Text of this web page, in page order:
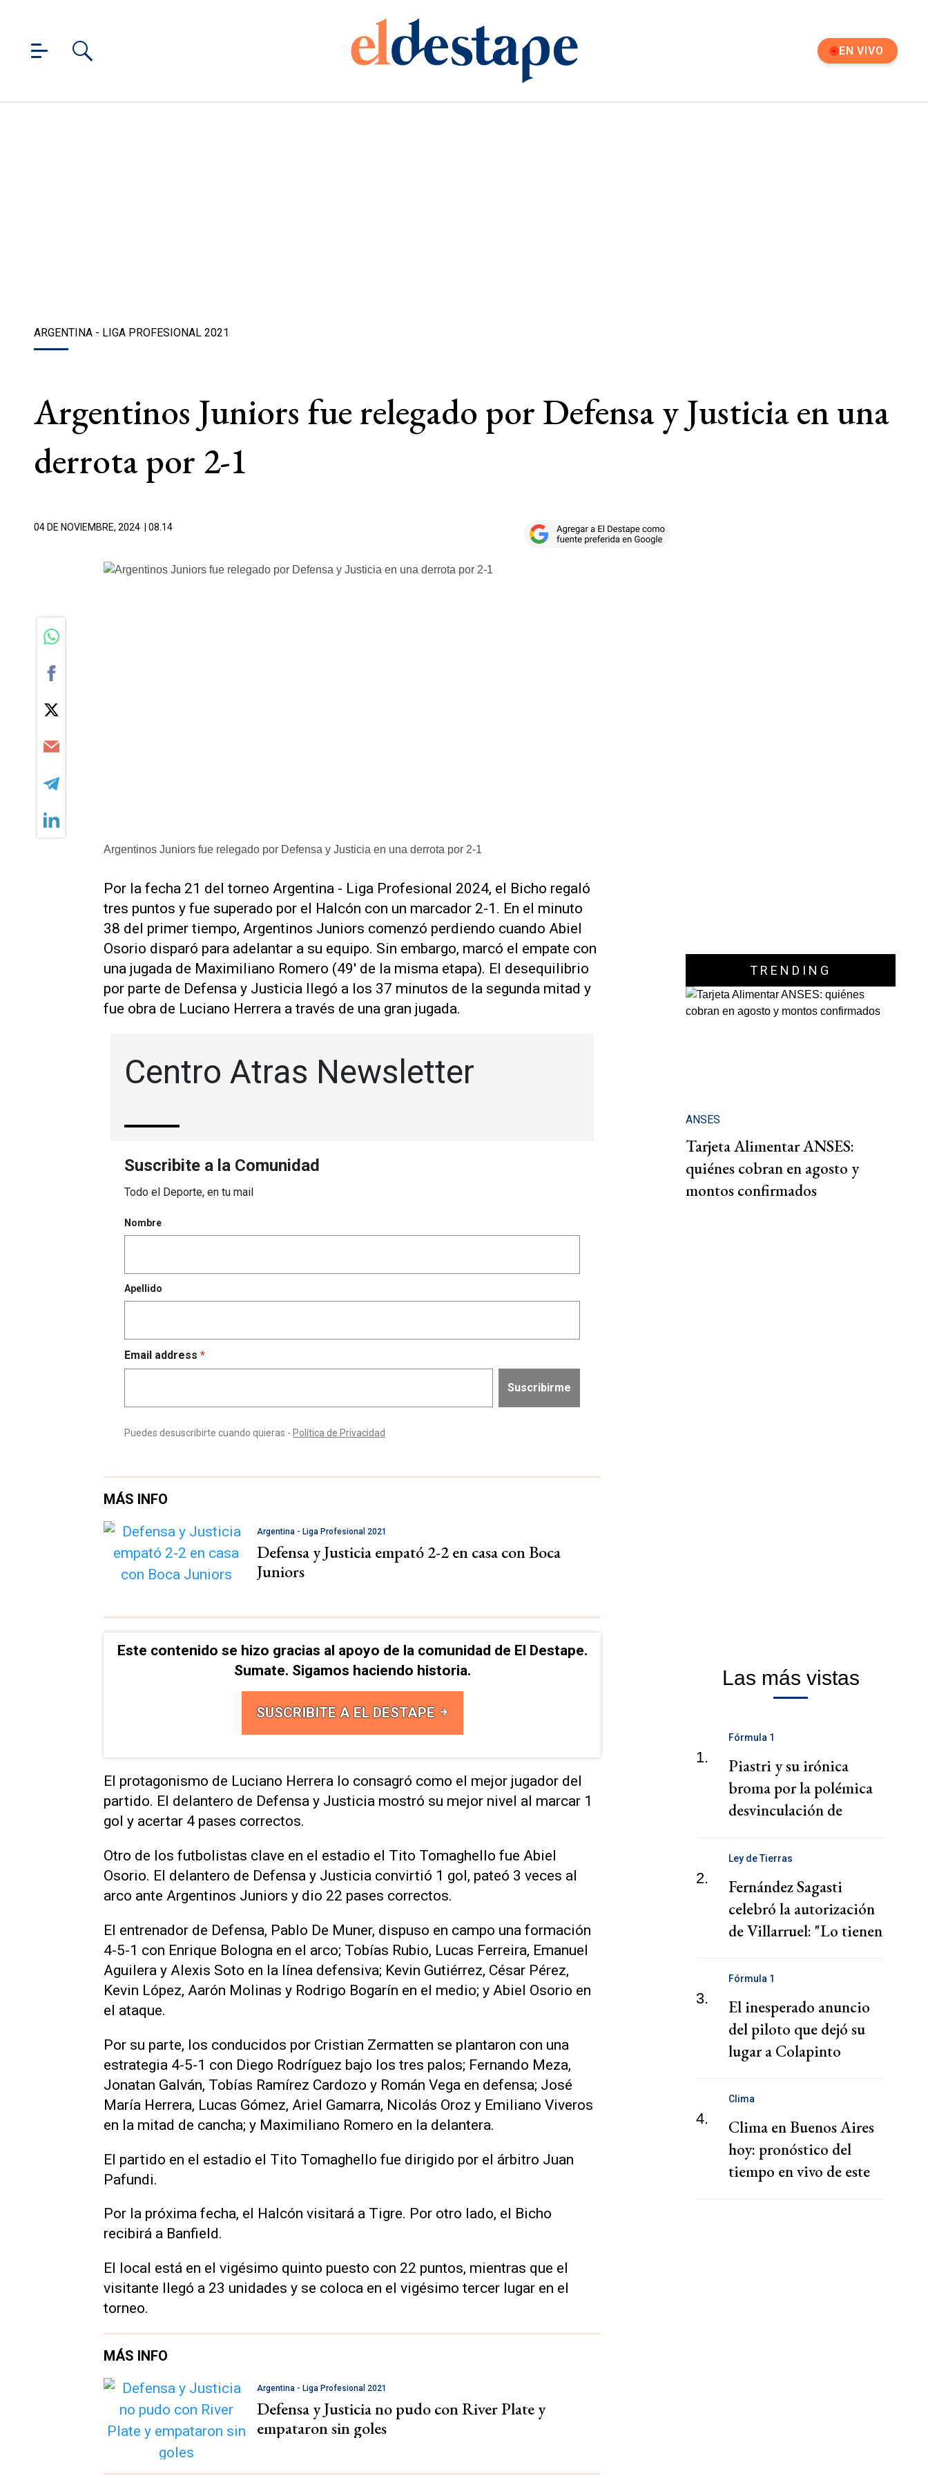
EN VIVO
ARGENTINA - LIGA PROFESIONAL 2021
Argentinos Juniors fue relegado por Defensa y Justicia en una
derrota por 2-1
04 DE NOVIEMBRE, 2024 | 08.14
Argentinos Juniors fue relegado por Defensa y Justicia en una derrota por 2-1
Por la fecha 21 del torneo Argentina - Liga Profesional 2024, el Bicho regaló
tres puntos y fue superado por el Halcón con un marcador 2-1. En el minuto
38 del primer tiempo, Argentinos Juniors comenzó perdiendo cuando Abiel
Osorio disparó para adelantar a su equipo. Sin embargo, marcó el empate con
una jugada de Maximiliano Romero (49' de la misma etapa). El desequilibrio
por parte de Defensa y Justicia llegó a los 37 minutos de la segunda mitad y
fue obra de Luciano Herrera a través de una gran jugada.
MÁS INFO
Argentina - Liga Profesional 2021
Defensa y Justicia empató 2-2 en casa con Boca
Juniors
Este contenido se hizo gracias al apoyo de la comunidad de El Destape.
Sumate. Sigamos haciendo historia.
SUSCRIBITE A EL DESTAPE
El protagonismo de Luciano Herrera lo consagró como el mejor jugador del
partido. El delantero de Defensa y Justicia mostró su mejor nivel al marcar 1
gol y acertar 4 pases correctos.
Otro de los futbolistas clave en el estadio el Tito Tomaghello fue Abiel
Osorio. El delantero de Defensa y Justicia convirtió 1 gol, pateó 3 veces al
arco ante Argentinos Juniors y dio 22 pases correctos.
El entrenador de Defensa, Pablo De Muner, dispuso en campo una formación
4-5-1 con Enrique Bologna en el arco; Tobías Rubio, Lucas Ferreira, Emanuel
Aguilera y Alexis Soto en la línea defensiva; Kevin Gutiérrez, César Pérez,
Kevin López, Aarón Molinas y Rodrigo Bogarín en el medio; y Abiel Osorio en
el ataque.
Por su parte, los conducidos por Cristian Zermatten se plantaron con una
estrategia 4-5-1 con Diego Rodríguez bajo los tres palos; Fernando Meza,
Jonatan Galván, Tobías Ramírez Cardozo y Román Vega en defensa; José
María Herrera, Lucas Gómez, Ariel Gamarra, Nicolás Oroz y Emiliano Viveros
en la mitad de cancha; y Maximiliano Romero en la delantera.
El partido en el estadio el Tito Tomaghello fue dirigido por el árbitro Juan
Pafundi.
Por la próxima fecha, el Halcón visitará a Tigre. Por otro lado, el Bicho
recibirá a Banfield.
El local está en el vigésimo quinto puesto con 22 puntos, mientras que el
visitante llegó a 23 unidades y se coloca en el vigésimo tercer lugar en el
torneo.
MÁS INFO
Argentina - Liga Profesional 2021
Defensa y Justicia no pudo con River Plate y
empataron sin goles
TRENDING
ANSES
Tarjeta Alimentar ANSES:
quiénes cobran en agosto y
montos confirmados
Las más vistas
1.
Fórmula 1
Piastri y su irónica
broma por la polémica
desvinculación de
2.
Ley de Tierras
Fernández Sagasti
celebró la autorización
de Villarruel: "Lo tienen
3.
Fórmula 1
El inesperado anuncio
del piloto que dejó su
lugar a Colapinto
4.
Clima
Clima en Buenos Aires
hoy: pronóstico del
tiempo en vivo de este